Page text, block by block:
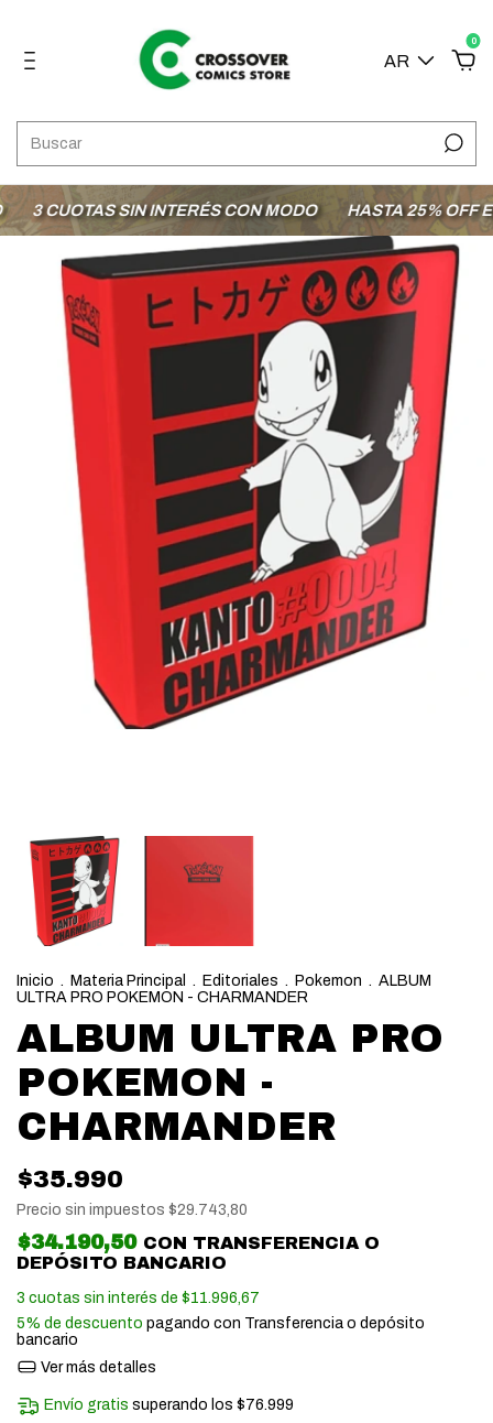
AR
0
3 CUOTAS SIN INTERÉS CON MODO HASTA 25% OFF EN
Inicio . Materia Principal . Editoriales . Pokemon . ALBUM
ULTRA PRO POKEMON - CHARMANDER
ALBUM ULTRA PRO
POKEMON -
CHARMANDER
$35.990
Precio sin impuestos $29.743,80
$34.190,50 CON TRANSFERENCIA O
DEPÓSITO BANCARIO
3 cuotas sin interés de $11.996,67
5% de descuento pagando con Transferencia o depósito
bancario
Ver más detalles
Envío gratis superando los$76.999